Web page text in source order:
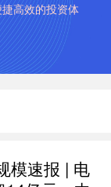
高效的投资体
模速报 | 电